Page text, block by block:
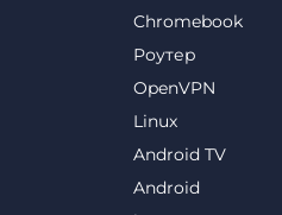
Chromebook
Роутер
OpenVPN
Linux
Android TV
Android